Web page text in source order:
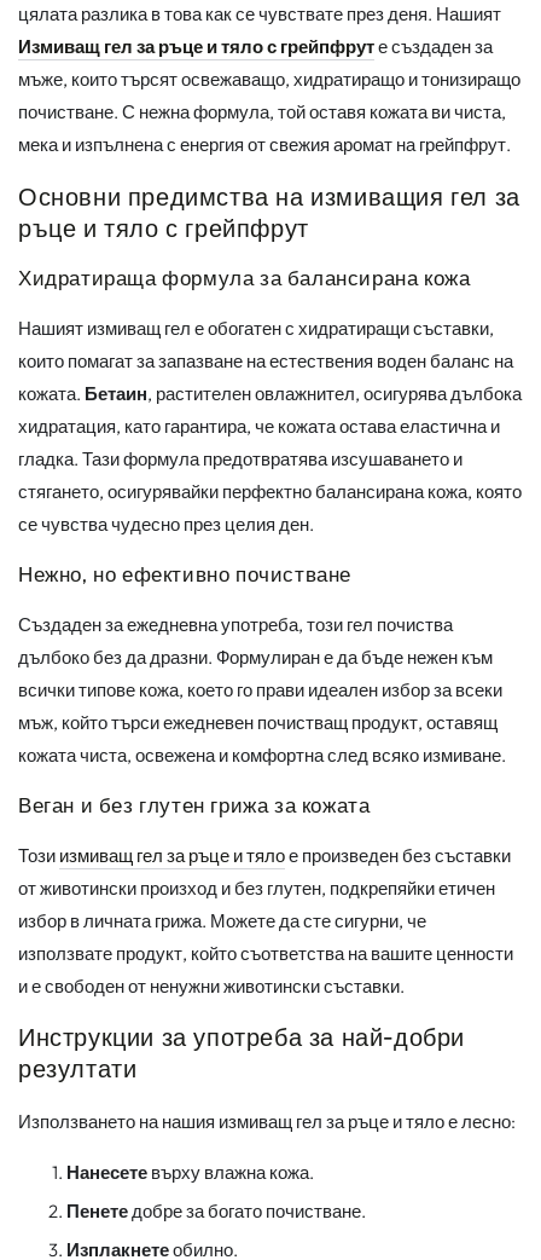
цялата разлика в това как се чувствате през деня. Нашият
Измиващ гел за ръце и тяло с грейпфруте създаден за
мъже, които търсят освежаващо, хидратиращо и тонизиращо
почистване. С нежна формула, той оставя кожата ви чиста,
мека и изпълнена с енергия от свежия аромат на грейпфрут.
Основни предимства на измиващия гел за
ръце и тяло с грейпфрут
Хидратираща формула за балансирана кожа
Нашият измиващ гел е обогатен с хидратиращи съставки,
които помагат за запазване на естествения воден баланс на
кожата. Бетаин, растителен овлажнител, осигурява дълбока
хидратация, като гарантира, че кожата остава еластична и
гладка. Тази формула предотвратява изсушаването и
стягането, осигурявайки перфектно балансирана кожа, която
се чувства чудесно през целия ден.
Нежно, но ефективно почистване
Създаден за ежедневна употреба, този гел почиства
дълбоко без да дразни. Формулиран е да бъде нежен към
всички типове кожа, което го прави идеален избор за всеки
мъж, който търси ежедневен почистващ продукт, оставящ
кожата чиста, освежена и комфортна след всяко измиване.
Веган и без глутен грижа за кожата
Този измиващ гел за ръце и тялое произведен без съставки
от животински произход и без глутен, подкрепяйки етичен
избор в личната грижа. Можете да сте сигурни, че
използвате продукт, който съответства на вашите ценности
и е свободен от ненужни животински съставки.
Инструкции за употреба за най-добри
резултати
Използването на нашия измиващ гел за ръце и тяло е лесно:
Нанесете върху влажна кожа.
Пенетедобре за богато почистване.
Изплакнетеобилно.